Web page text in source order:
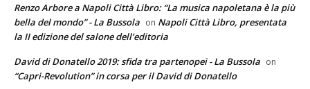
Renzo Arbore a Napoli Città Libro: “La musica napoletana è la più
bella del mondo” - La Bussola on Napoli Città Libro, presentata
la II edizione del salone dell’editoria
David di Donatello 2019: sfida tra partenopei - La Bussola on
“Capri-Revolution” in corsa per il David di Donatello